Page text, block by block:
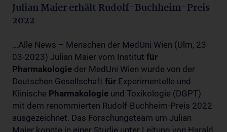
Julian Maier erhält Rudolf-Buchheim-Preis
2022
...Alle News – Menschen der MedUni Wien (Ulm, 23-
03-2023) Julian Maier vom Institut für
Pharmakologie der MedUni Wien wurde von der
Deutschen Gesellschaft für Experimentelle und
Klinische Pharmakologie und Toxikologie (DGPT)
mit dem renommierten Rudolf-Buchheim-Preis 2022
ausgezeichnet. Das Forschungsteam um Julian
Maier konnte in einer Studie unter Leitung von Harald